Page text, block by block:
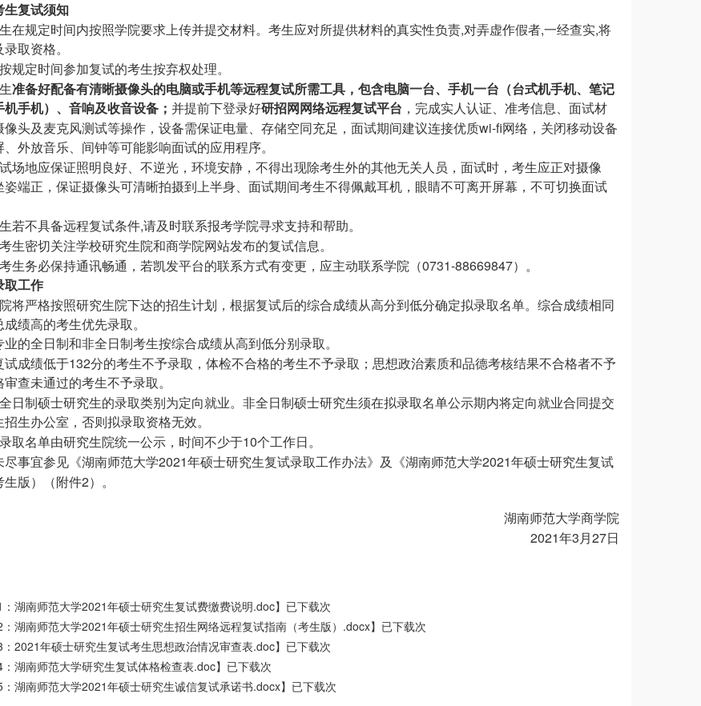
生复试须知
生在规定时间内按照学院要求上传并提交材料。考生应对所提供材料的真实性负责,对弄虚作假者,一经查实,将
取资格。
规定时间参加复试的考生按弃权处理。
准备好配备有清晰摄像头的电脑或手机等远程复试所需工具，包含电脑一台、手机一台（台式机手机、笔记
机手机）、音响及收音设备； 并提前下登录好研招网网络远程复试平台 ，完成实人认证、准考信息、面试材
像头及麦克风测试等操作，设备需保证电量、存储空同充足，面试期间建议连接优质wi-fi网络，关闭移动设备
外放音乐、间钟等可能影响面试的应用程序。
场地应保证照明良好、不逆光，环境安静，不得出现除考生外的其他无关人员，面试时，考生应正对摄像
姿端正，保证摄像头可清晰拍摄到上半身、面试期间考生不得佩戴耳机，眼睛不可离开屏幕，不可切换面试
若不具备远程复试条件,请及时联系报考学院寻求支持和帮助。
生密切关注学校研究生院和商学院网站发布的复试信息。
生务必保持通讯畅通，若凯发平台的联系方式有变更，应主动联系学院（0731-88669847）。
取工作
院将严格按照研究生院下达的招生计划，根据复试后的综合成绩从高分到低分确定拟录取名单。综合成绩相同
绩高的考生优先录取。
业的全日制和非全日制考生按综合成绩从高到低分别录取。
试成绩低于132分的考生不予录取，体检不合格的考生不予录取；思想政治素质和品德考核结果不合格者不予
查未通过的考生不予录取。
日制硕士研究生的录取类别为定向就业。非全日制硕士研究生须在拟录取名单公示期内将定向就业合同提交
生办公室，否则拟录取资格无效。
录取名单由研究生院统一公示，时间不少于10个工作日。
尽事宜参见《湖南师范大学2021年硕士研究生复试录取工作办法》及《湖南师范大学2021年硕士研究生复试
生版）（附件2）。
湖南师范大学商学院
2021年3 月 27日
湖南师范大学2021年硕士研究生复试费缴费说明.doc】已下载次
湖南师范大学2021年硕士研究生招生网络远程复试指南（考生版）.docx】已下载次
2021年硕士研究生复试考生思想政治情况审查表.doc】已下载次
湖南师范大学研究生复试体格检查表.doc】已下载次
湖南师范大学2021年硕士研究生诚信复试承诺书.docx】已下载次